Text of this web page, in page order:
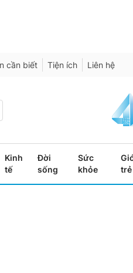
cần biết Tiện ích Liên hệ
Kinh
tế
Đời
sống
Sức
khỏe
trẻ